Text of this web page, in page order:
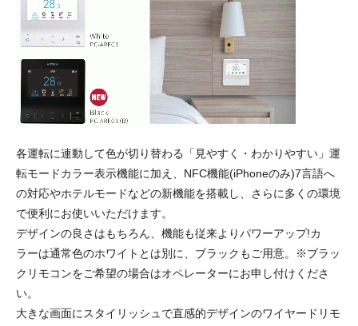
各運転に連動して色が切り替わる「見やすく・わかりやすい」運
転モードカラー表示機能に加え、NFC機能(iPhoneのみ)7言語へ
の対応やホテルモードなどの新機能を搭載し、さらに多くの環境
で便利にお使いいただけます。
デザインの良さはもちろん、機能も従来よりパワーアップ!カ
ラーは通常色のホワイトとは別に、ブラックもご用意。※ブラッ
クリモコンをご希望の場合はオペレーターにお申し付けくださ
い。
大きな画面にスタイリッシュで直感的デザインのワイヤードリモ